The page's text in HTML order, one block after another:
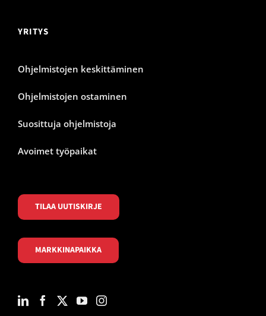
YRITYS
Ohjelmistojen keskittäminen
Ohjelmistojen ostaminen
Suosittuja ohjelmistoja
Avoimet työpaikat
TILAA UUTISKIRJE
MARKKINAPAIKKA